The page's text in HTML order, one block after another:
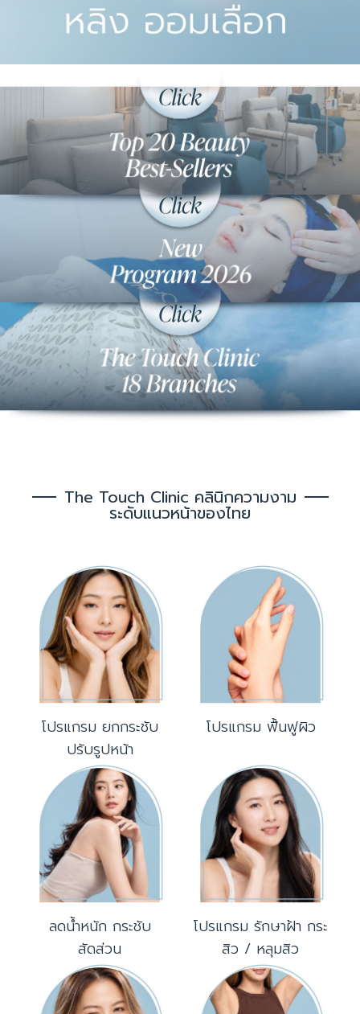
The Touch Clinic คลินิกความงาม
ระดับแนวหน้าของไทย
โปรแกรม ยกกระชับ
ปรับรูปหน้า
โปรแกรม ฟื้นฟูผิว
ลดน้ำหนัก กระชับ
สัดส่วน
โปรแกรม รักษาฝ้า กระ
สิว / หลุมสิว